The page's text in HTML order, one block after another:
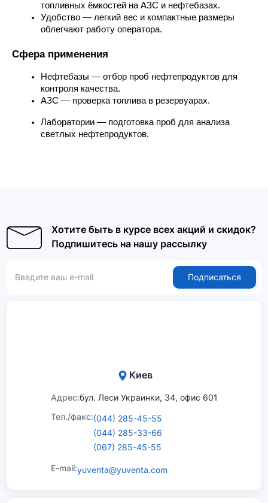
топливных ёмкостей на АЗС и нефтебазах.
Удобство — легкий вес и компактные размеры
облегчают работу оператора.
Сфера применения
Нефтебазы — отбор проб нефтепродуктов для
контроля качества.
АЗС — проверка топлива в резервуарах.
Лаборатории — подготовка проб для анализа
светлых нефтепродуктов.
Хотите быть в курсе всех акций и скидок?
Подпишитесь на нашу рассылку
Подписаться
Киев
Адрес:бул. Леси Украинки, 34, офис 601
Тел./факс:(044) 285-45-55
(044) 285-33-66
(067) 285-45-55
E-mail:yuventa@yuventa.com